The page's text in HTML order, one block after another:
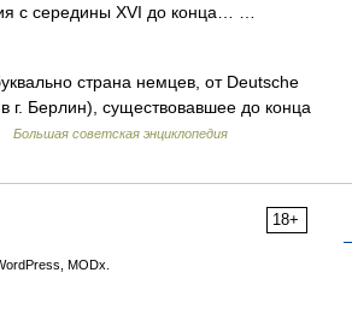
с середины XVI до конца… …
страна немцев, от Deutsche
Берлин), существовавшее до конца
Большая советская энциклопедия
18+
MODx.